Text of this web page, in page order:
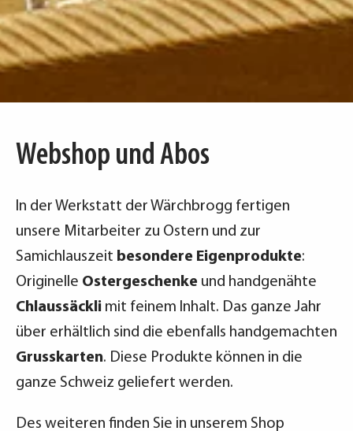
Webshop und Abos
In der Werkstatt der Wärchbrogg fertigen
unsere Mitarbeiter zu Ostern und zur
Samichlauszeit besondere Eigenprodukte:
Originelle Ostergeschenke und handgenähte
Chlaussäckli mit feinem Inhalt. Das ganze Jahr
über erhältlich sind die ebenfalls handgemachten
Grusskarten. Diese Produkte können in die
ganze Schweiz geliefert werden.
Des weiteren finden Sie in unserem Shop